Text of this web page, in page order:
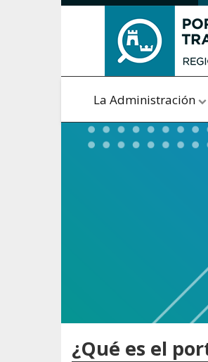
Saltar al contenido
La Administración
¿Qué es el